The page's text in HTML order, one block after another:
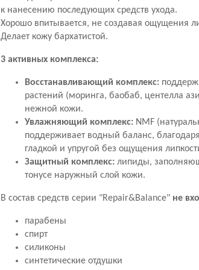
к нанесению последующих средств ухода.
Хорошо впитывается, не создавая ощущения
Делает кожу бархатистой.
3 активных комплекса:
Восстанавливающий комплекс:
растений (моринга, баобаб, центелла
нежной кожи.
Увлажняющий комплекс: NMF
поддерживает водный баланс,
гладкой и упругой без ощущения
Защитный комплекс: липиды,
тонусе наружный слой кожи.
В состав средств серии "Repair&Balance" не
парабены
спирт
силиконы
синтетические отдушки